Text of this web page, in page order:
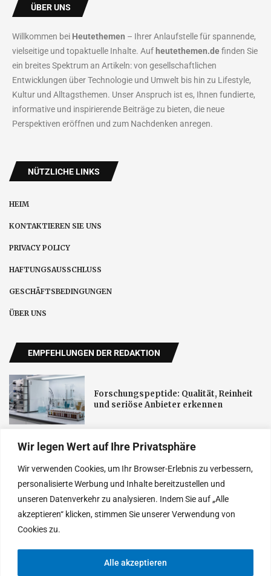
Wir legen Wert auf Ihre Privatsphäre
Wir verwenden Cookies, um Ihr Browser-Erlebnis zu verbessern,
personalisierte Werbung und Inhalte bereitzustellen und
unseren Datenverkehr zu analysieren. Indem Sie auf „Alle
akzeptieren“ klicken, stimmen Sie unserer Verwendung von
Cookies zu.
Alle akzeptieren
ÜBER UNS
Willkommen bei Heutethemen – Ihrer Anlaufstelle für spannende,
vielseitige und topaktuelle Inhalte. Auf heutethemen.definden Sie
ein breites Spektrum an Artikeln: von gesellschaftlichen
Entwicklungen über Technologie und Umwelt bis hin zu Lifestyle,
Kultur und Alltagsthemen. Unser Anspruch ist es, Ihnen fundierte,
informative und inspirierende Beiträge zu bieten, die neue
Perspektiven eröffnen und zum Nachdenken anregen.
NÜTZLICHE LINKS
HEIM
KONTAKTIEREN SIE UNS
PRIVACY POLICY
HAFTUNGSAUSSCHLUSS
GESCHÄFTSBEDINGUNGEN
ÜBER UNS
EMPFEHLUNGEN DER REDAKTION
Forschungspeptide: Qualität, Reinheit
und seriöse Anbieter erkennen
Schnelltest-FN verbindet Corona-Tests
mit digitaler Terminplanung
Neue öffentliche Aufmerksamkeit für
Darmgesundheit: Fachpraxis in Herford